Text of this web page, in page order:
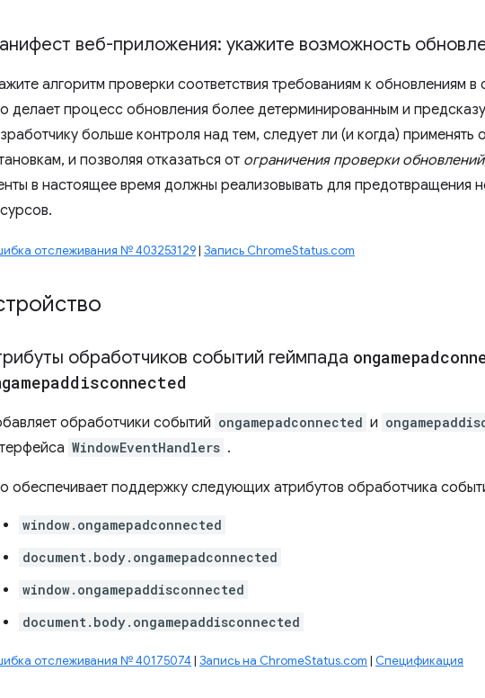
веб-приложения: укажите возможность
алгоритм проверки соответствия требованиям к обновлениям
делает процесс обновления более детерминированным и
больше контроля над тем, следует ли (и когда)
и позволяя отказаться от ограничения проверки
в настоящее время должны реализовывать для предотвращения
отслеживания № 403253129| Запись ChromeStatus.com
обработчиков событий геймпада
обработчики событий ongamepadconnected и
WindowEventHandlers .
обеспечивает поддержку следующих атрибутов обработчика
window.ongamepadconnected
document.body.ongamepadconnected
window.ongamepaddisconnected
document.body.ongamepaddisconnected
отслеживания № 40175074 | Запись на ChromeStatus.com | Спецификация